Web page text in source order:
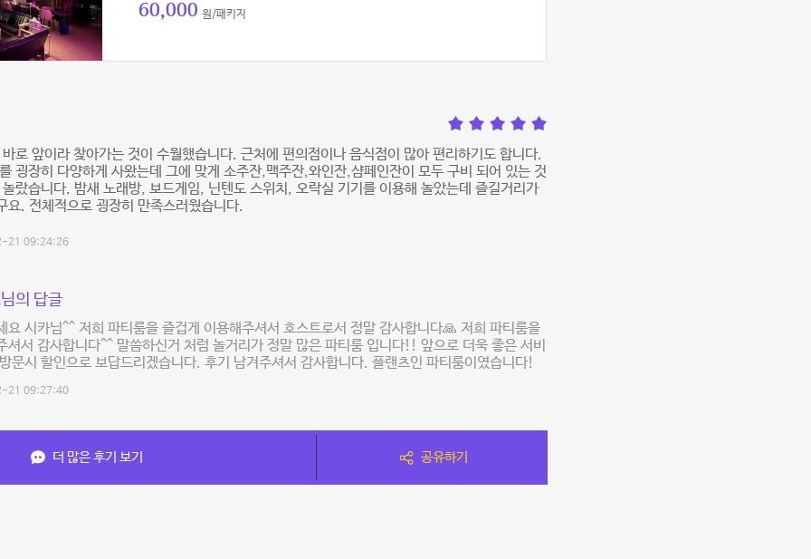
60,000 원/패키지
로 앞이라 찾아가는 것이 수월했습니다. 근처에 편의점이나 음식점이 많아 편리하기도 합니다.
굉장히 다양하게 사왔는데 그에 맞게 소주잔,맥주잔,와인잔,샴페인잔이 모두 구비 되어 있는 것
랐습니다. 밤새 노래방, 보드게임, 닌텐도 스위치, 오락실 기기를 이용해 놀았는데 즐길거리가
요. 전체적으로 굉장히 만족스러웠습니다.
21 09:24:26
의 답글
요 시카님^^ 저희 파티룸을 즐겁게 이용해주셔서 호스트로서 정말 감사합니다🙏 저희 파티룸을
셔서 감사합니다^^ 말씀하신거 처럼 놀거리가 정말 많은 파티룸 입니다!! 앞으로 더욱 좋은 서비
문시 할인으로 보답드리겠습니다. 후기 남겨주셔서 감사합니다. 플랜츠인 파티룸이였습니다!
21 09:27:40
더 많은 후기 보기 공유하기